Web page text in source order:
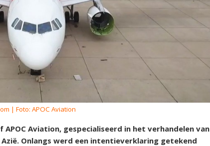
| Foto: APOC Aviation
APOC Aviation, gespecialiseerd in het verhandelen van
Onlangs werd een intentieverklaring getekend